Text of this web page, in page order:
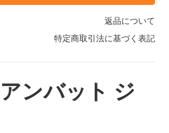
返品について
特定商取引法に基づく表記
ンバット ジ